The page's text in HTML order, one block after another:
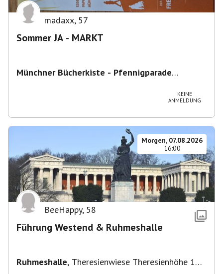
madaxx, 57
Sommer JA - MARKT
Münchner Bücherkiste - Pfennigparade
KEINE
ANMELDUNG
Morgen, 07.08.2026
16:00
BeeHappy, 58
Führung Westend & Ruhmeshalle
Ruhmeshalle, Theresienwiese Theresienhöhe 16,